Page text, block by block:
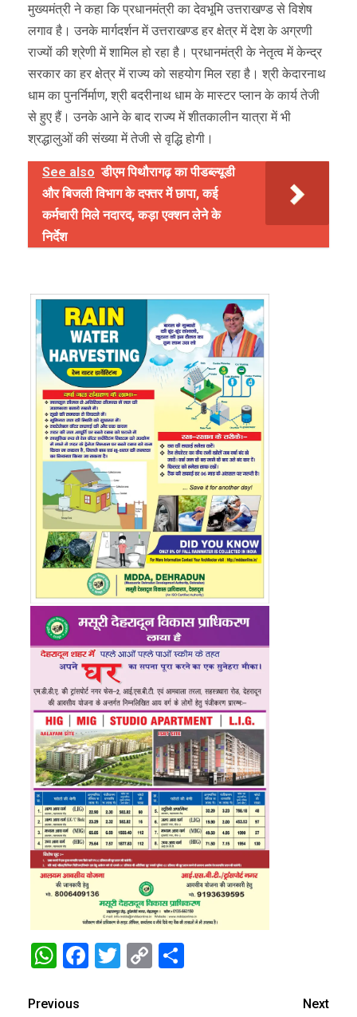
मुख्यमंत्री ने कहा कि प्रधानमंत्री का देवभूमि उत्तराखण्ड से विशेष
लगाव है। उनके मार्गदर्शन में उत्तराखण्ड हर क्षेत्र में देश के अग्रणी
राज्यों की श्रेणी में शामिल हो रहा है। प्रधानमंत्री के नेतृत्व में केन्द्र
सरकार का हर क्षेत्र में राज्य को सहयोग मिल रहा है। श्री केदारनाथ
धाम का पुनर्निर्माण, श्री बदरीनाथ धाम के मास्टर प्लान के कार्य तेजी
से हुए हैं। उनके आने के बाद राज्य में शीतकालीन यात्रा में भी
श्रद्धालुओं की संख्या में तेजी से वृद्धि होगी।
See also डीएम पिथौरागढ़ का पीडब्ल्यूडी
और बिजली विभाग के दफ्तर में छापा, कई
कर्मचारी मिले नदारद, कड़ा एक्शन लेने के
निर्देश
WhatsApp
Facebook
Twitter
Copy
Previous Next